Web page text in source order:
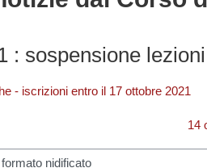
: sospensione lezioni
- iscrizioni entro il 17 ottobre 2021
14